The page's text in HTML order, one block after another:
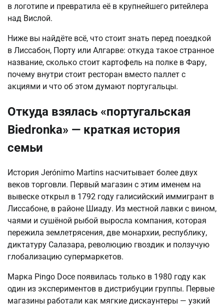
в логотипе и превратила её в крупнейшего ритейлера
над Вислой.
Ниже вы найдёте всё, что стоит знать перед поездкой
в Лиссабон, Порту или Алгарве: откуда такое странное
название, сколько стоит картофель на полке в Фару,
почему внутри стоит ресторан вместо паллет с
акциями и что об этом думают португальцы.
Откуда взялась «португальская
Biedronka» — краткая история
семьи
История Jerónimo Martins насчитывает более двух
веков торговли. Первый магазин с этим именем на
вывеске открыл в 1792 году галисийский иммигрант в
Лиссабоне, в районе Шиаду. Из местной лавки с вином,
чаями и сушёной рыбой выросла компания, которая
пережила землетрясения, две монархии, республику,
диктатуру Салазара, революцию гвоздик и ползучую
глобализацию супермаркетов.
Марка Pingo Doce появилась только в 1980 году как
один из экспериментов в дистрибуции группы. Первые
магазины работали как мягкие дискаунтеры — узкий